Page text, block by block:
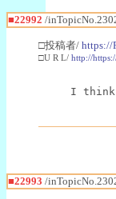
■22992 /
□投稿者/ https://
□U R L/ http://
I think
■22993 /